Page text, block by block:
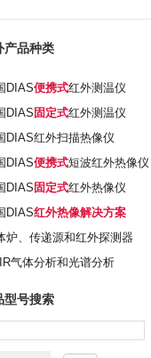
产品种类
DIAS便携式红外测温仪
DIAS固定式红外测温仪
DIAS红外扫描热像仪
DIAS便携式短波红外热像仪
DIAS固定式红外热像仪
DIAS红外热像解决方案
炉、传递源和红外探测器
气体分析和光谱分析
型号搜索